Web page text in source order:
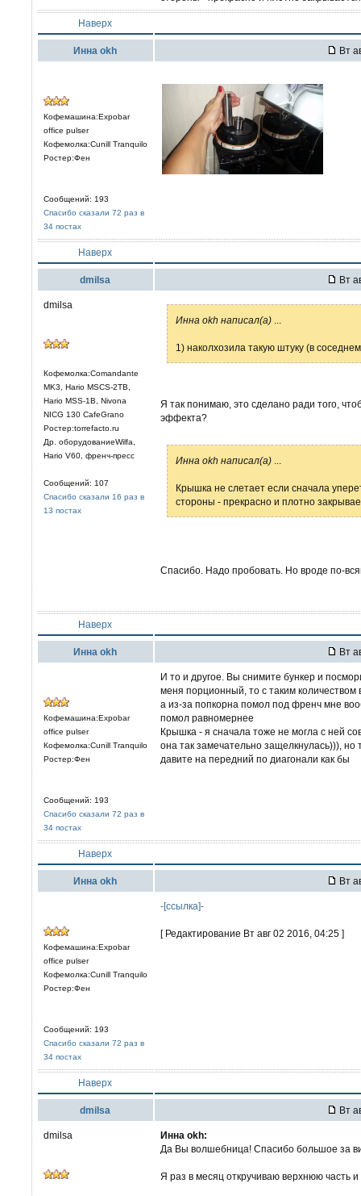
Наверх
Иннa okh Вт
Кофемашина:Expobar
office pulser
Кофемолка:Cunill Tranquilo
Ростер:Фен
Сообщений: 193
Спасибо сказали 72 раз в
34 постах
Наверх
dmilsa Вт
dmilsa
Кофемолка:Comandante
MK3, Hario MSCS-2TB,
Hario MSS-1B, Nivona
NICG 130 CafeGrano
Ростер:torrefacto.ru
Др. оборудованиеWilfa,
Hario V60, френч-пресс
Сообщений: 107
Спасибо сказали 16 раз в
13 постах
Иннa okh написал(а)
1) наколхозила такую штуку (в
Я так понимаю, это сделано ради того,
эффекта?
Иннa okh написал(а)
Крышка не слетает если сначала
стороны - прекрасно и плотно
Спасибо. Надо пробовать. Но вроде по-
Наверх
Иннa okh Вт
Кофемашина:Expobar
office pulser
Кофемолка:Cunill Tranquilo
Ростер:Фен
Сообщений: 193
Спасибо сказали 72 раз в
34 постах
И то и другое. Вы снимите бункер и
меня порционный, то с таким
а из-за попкорна помол под френч мне
помол равномернее
Крышка - я сначала тоже не могла с ней
она так замечательно защелкнулась))), но
давите на передний по диагонали как бы
Наверх
Иннa okh Вт
Кофемашина:Expobar
office pulser
Кофемолка:Cunill Tranquilo
Ростер:Фен
Сообщений: 193
Спасибо сказали 72 раз в
34 постах
-[ссылка]-
[ Редактирование Вт авг 02 2016, 04:25 ]
Наверх
dmilsa Вт
dmilsa
Иннa okh:
Да Вы волшебница! Спасибо большое за
Я раз в месяц откручиваю верхнюю часть